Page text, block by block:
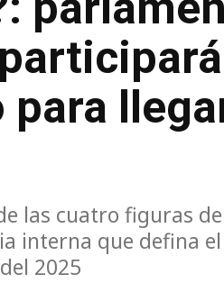
las cuatro figuras
interna que defina
2025